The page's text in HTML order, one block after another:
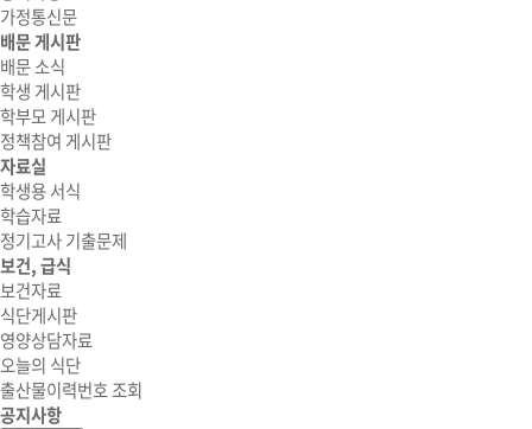
가정통신문
배문 게시판
배문 소식
학생 게시판
학부모 게시판
정책참여 게시판
자료실
학생용 서식
학습자료
정기고사 기출문제
보건, 급식
보건자료
식단게시판
영양상담자료
오늘의 식단
출산물이력번호 조회
공지사항